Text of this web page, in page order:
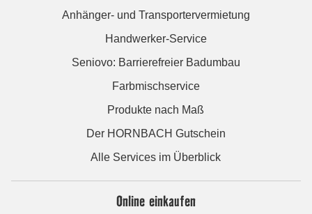
Anhänger- und Transportervermietung
Handwerker-Service
Seniovo: Barrierefreier Badumbau
Farbmischservice
Produkte nach Maß
Der HORNBACH Gutschein
Alle Services im Überblick
Online einkaufen